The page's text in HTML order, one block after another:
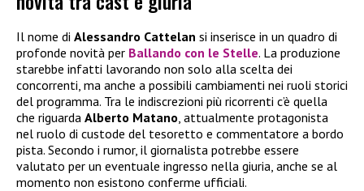
Il nome di Alessandro Cattelan si inserisce in un quadro di
profonde novità per Ballando con le Stelle. La produzione
starebbe infatti lavorando non solo alla scelta dei
concorrenti, ma anche a possibili cambiamenti nei ruoli storici
del programma. Tra le indiscrezioni più ricorrenti c’è quella
che riguarda Alberto Matano , attualmente protagonista
nel ruolo di custode del tesoretto e commentatore a bordo
pista. Secondo i rumor, il giornalista potrebbe essere
valutato per un eventuale ingresso nella giuria, anche se al
momento non esistono conferme ufficiali.